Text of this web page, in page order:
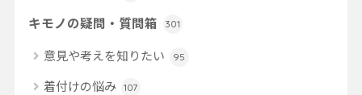
キモノの疑問・質問箱 301
意見や考えを知りたい 95
着付けの悩み 107